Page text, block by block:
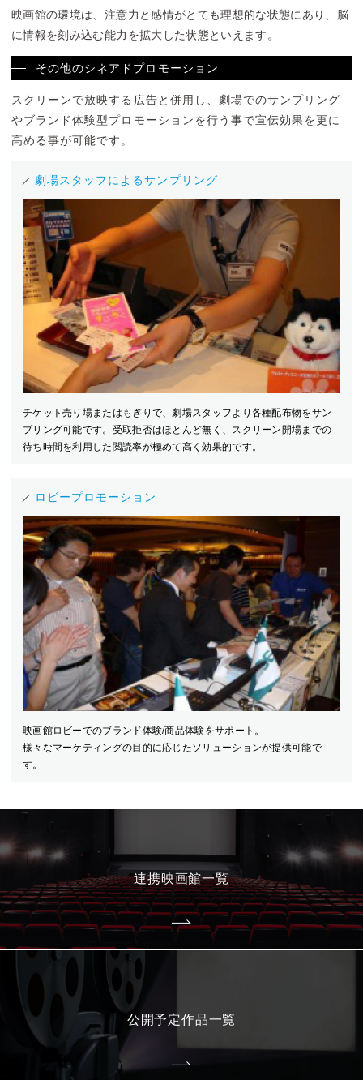
映画館の環境は、注意力と感情がとても理想的な状態にあり、 脳
に情報を刻み込む能力を拡大した状態といえます。
その他のシネアドプロモーション
スクリーンで放映する広告と併用し、劇場でのサンプリング
やブランド体験型プロモーションを行う事で宣伝効果を更に
高める事が可能です。
劇場スタッフによるサンプリング
チケット売り場またはもぎりで、劇場スタッフより各種配布物をサン
プリング可能です。受取拒否はほとんど無く、スクリーン開場までの
待ち時間を利用した閲読率が極めて高く効果的です。
ロビープロモーション
映画館ロビーでのブランド体験/商品体験をサポート。
様々なマーケティングの目的に応じたソリューションが提供可能で
す。
連携映画館一覧
公開予定作品一覧